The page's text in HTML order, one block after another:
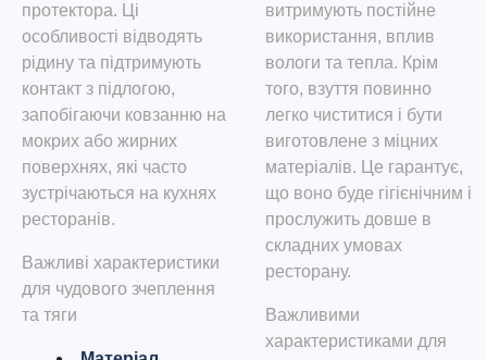
протектора. Ці
особливості відводять
рідину та підтримують
контакт з підлогою,
запобігаючи ковзанню на
мокрих або жирних
поверхнях, які часто
зустрічаються на кухнях
ресторанів.
Важливі характеристики
для чудового зчеплення
та тяги
витримують постійне
використання, вплив
вологи та тепла. Крім
того, взуття повинно
легко чиститися і бути
виготовлене з міцних
матеріалів. Це гарантує,
що воно буде гігієнічним і
прослужить довше в
складних умовах
ресторану.
Важливими
характеристиками для